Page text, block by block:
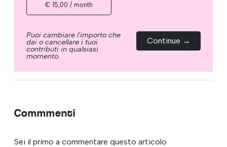
€ 15,00 / month
Puoi cambiare l'importo che
dai o cancellare i tuoi
contributi in qualsiasi
momento.
Continue →
Commmenti
Sei il primo a commentare questo articolo